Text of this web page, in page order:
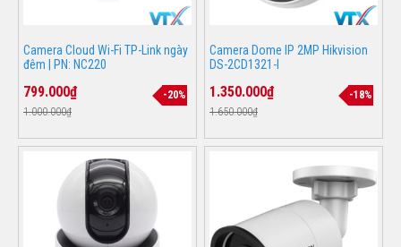
Camera Cloud Wi-Fi TP-Link ngày
đêm | PN: NC220
799.000₫
1.000.000₫
-20%
Camera Dome IP 2MP Hikvision
DS-2CD1321-I
1.350.000₫
1.650.000₫
-18%